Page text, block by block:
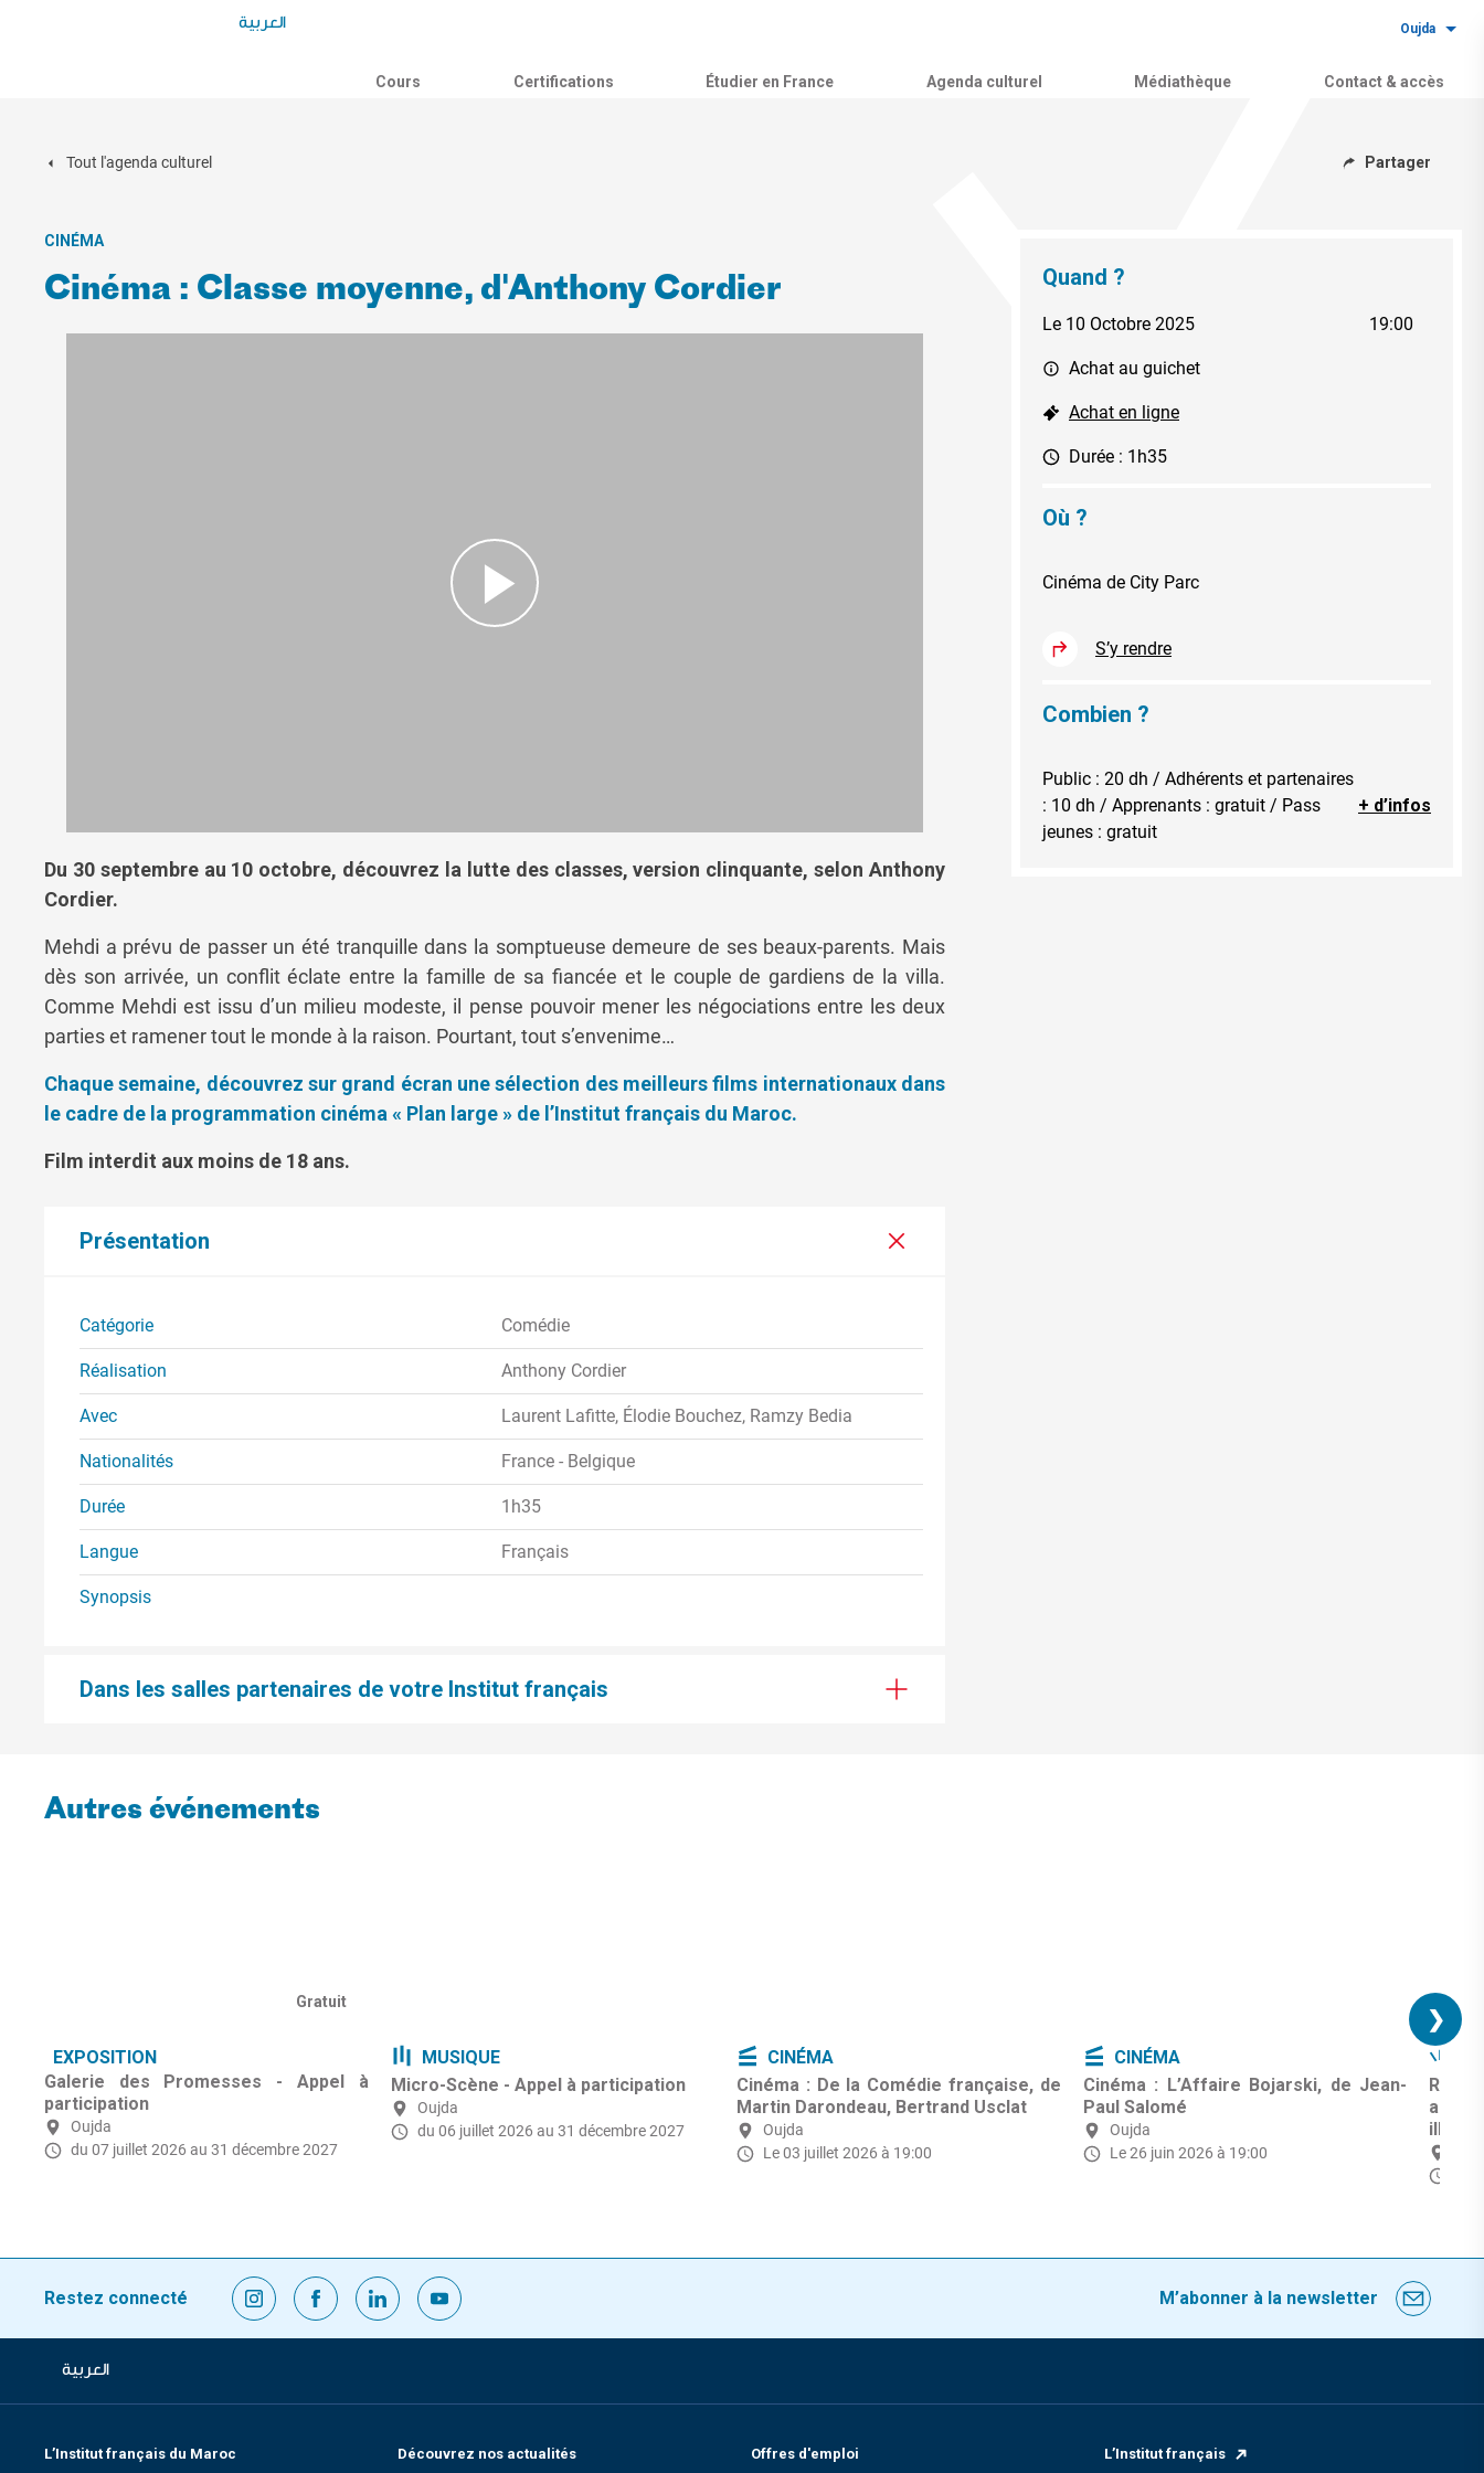
العربية Oujda
Cours Certifications Étudier en France Agenda culturel Médiathèque Contact & accès
Tout l'agenda culturel Partager
CINÉMA
Cinéma : Classe moyenne, d'Anthony Cordier
Du 30 septembre au 10 octobre, découvrez la lutte des classes, version clinquante, selon Anthony
Cordier.
Mehdi a prévu de passer un été tranquille dans la somptueuse demeure de ses beaux-parents. Mais
dès son arrivée, un conflit éclate entre la famille de sa fiancée et le couple de gardiens de la villa.
Comme Mehdi est issu d’un milieu modeste, il pense pouvoir mener les négociations entre les deux
parties et ramener tout le monde à la raison. Pourtant, tout s’envenime…
Chaque semaine, découvrez sur grand écran une sélection des meilleurs films internationaux dans
le cadre de la programmation cinéma « Plan large » de l’Institut français du Maroc.
Film interdit aux moins de 18 ans.
Présentation
Catégorie Comédie
Réalisation Anthony Cordier
Avec Laurent Lafitte, Élodie Bouchez, Ramzy Bedia
Nationalités France - Belgique
Durée 1h35
Langue Français
Synopsis
Dans les salles partenaires de votre Institut français
Quand ?
Le 10 Octobre 2025 19:00
Achat au guichet
Achat en ligne
Durée : 1h35
Où ?
Cinéma de City Parc
S’y rendre
Combien ?
Public : 20 dh / Adhérents et partenaires
: 10 dh / Apprenants : gratuit / Pass
jeunes : gratuit
+ d’infos
Autres événements
Gratuit
EXPOSITION
Galerie des Promesses - Appel à
participation
Oujda
du 07 juillet 2026 au 31 décembre 2027
MUSIQUE
Micro-Scène - Appel à participation
Oujda
du 06 juillet 2026 au 31 décembre 2027
CINÉMA
Cinéma : De la Comédie française, de
Martin Darondeau, Bertrand Usclat
Oujda
Le 03 juillet 2026 à 19:00
CINÉMA
Cinéma : L’Affaire Bojarski, de Jean-
Paul Salomé
Oujda
Le 26 juin 2026 à 19:00
❯
Restez connecté M’abonner à la newsletter
العربية
L’Institut français du Maroc Découvrez nos actualités Offres d'emploi L’Institut français